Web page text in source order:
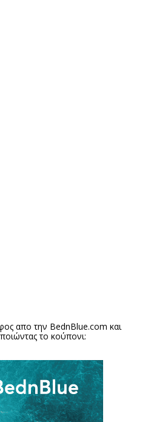
απο την BednBlue.com και
το κούπονι: